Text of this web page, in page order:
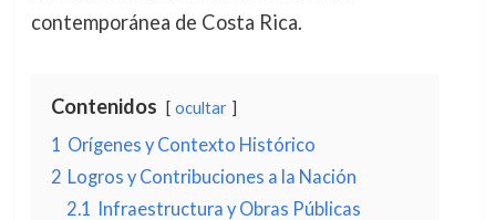
contemporánea de Costa Rica.
Contenidos ocultar
1 Orígenes y Contexto Histórico
2 Logros y Contribuciones a la Nación
2.1 Infraestructura y Obras Públicas